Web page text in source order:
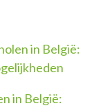
in België:
in België: